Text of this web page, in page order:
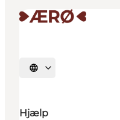
Vælg sprog
Hjælp